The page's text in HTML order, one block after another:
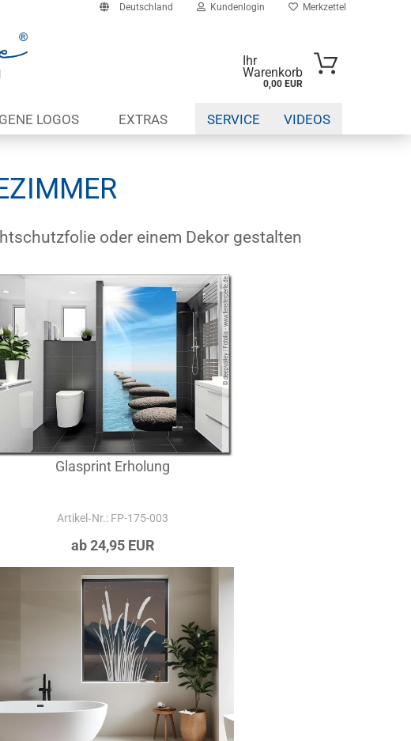
Deutschland Kundenlogin
Passwort
Passwort vergessen?
Merkzettel
Ihr
Warenkorb
0,00 EUR
LOGOS EXTRAS SERVICE VIDEOS
oder einem Dekor gestalten
Glasprint Erholung
Artikel‑Nr.: FP-175-003
ab 24,95 EUR